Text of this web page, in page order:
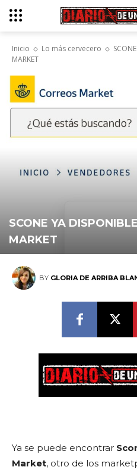
Inicio Lo más cervecero
MARKET
SCONE YA
MARKET
BY GLORIA DE ARRIBA
Ya se puede encontrar
Market, otro de los